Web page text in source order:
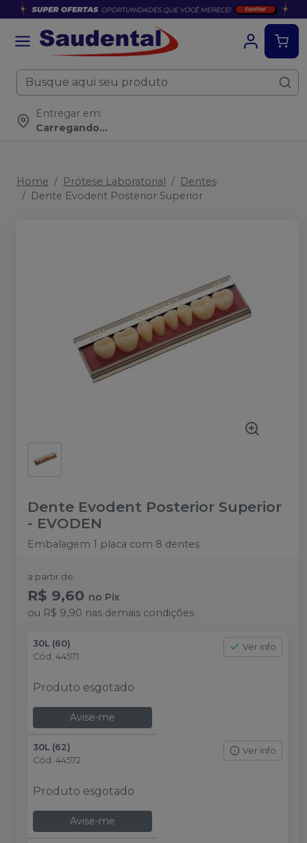
Entregar em:
Carregando...
Home Prótese Laboratorial
Dentes
Dente Evodent Posterior Superior
Dente Evodent Posterior Superior
- EVODEN
Embalagem 1 placa com 8 dentes
a partir de:
R$ 9,60 no Pix
ou R$ 9,90 nas demais condições
30L (60)
Cód. 44571
Ver info
Produto esgotado
Avise-me
30L (62)
Cód. 44572
Ver info
Produto esgotado
Avise-me